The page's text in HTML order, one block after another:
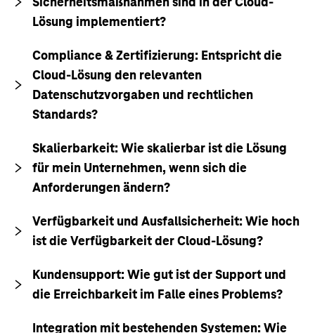
Lösung implementiert?
Compliance & Zertifizierung: Entspricht die
Cloud-Lösung den relevanten
Datenschutzvorgaben und rechtlichen
Standards?
Skalierbarkeit: Wie skalierbar ist die Lösung
für mein Unternehmen, wenn sich die
Anforderungen ändern?
Verfügbarkeit und Ausfallsicherheit: Wie hoch
ist die Verfügbarkeit der Cloud-Lösung?
Kundensupport: Wie gut ist der Support und
die Erreichbarkeit im Falle eines Problems?
Integration mit bestehenden Systemen: Wie